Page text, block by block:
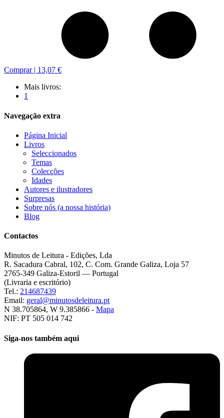
Comprar | 13,07 €
Mais livros:
1
Navegação extra
Página Inicial
Livros
Seleccionados
Temas
Colecções
Idades
Autores e ilustradores
Surpresas
Sobre nós (a nossa história)
Blog
Contactos
Minutos de Leitura - Edições, Lda
R. Sacadura Cabral, 102, C. Com. Grande Galiza, Loja 57
2765-349 Galiza-Estoril — Portugal
(Livraria e escritório)
Tel.: 214687439
Email: geral@minutosdeleitura.pt
N 38.705864, W 9.385866 - Mapa
NIF: PT 505 014 742
Siga-nos também aqui